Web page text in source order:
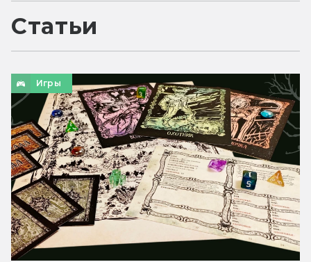
Статьи
Игры